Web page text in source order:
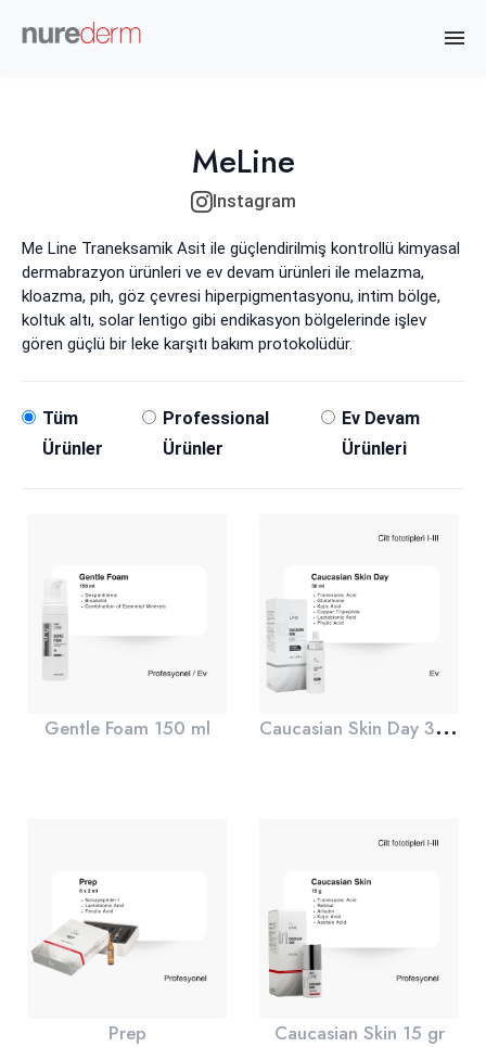
MeLine
Instagram
Me Line Traneksamik Asit ile güçlendirilmiş kontrollü kimyasal
dermabrazyon ürünleri ve ev devam ürünleri ile melazma,
kloazma, pıh, göz çevresi hiperpigmentasyonu, intim bölge,
koltuk altı, solar lentigo gibi endikasyon bölgelerinde işlev
gören güçlü bir leke karşıtı bakım protokolüdür.
Tüm
Ürünler
Professional
Ürünler
Ev Devam
Ürünleri
Gentle Foam 150 ml C
aucasian Skin Day 30 ml
Prep Caucasian Skin 15 gr